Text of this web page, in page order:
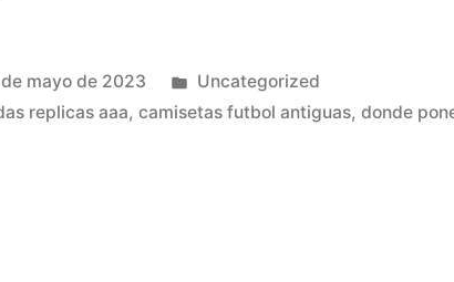
futbol
de
de mayo de 2023
Publicado
en
Uncategorized
replicas aaa,camisetas futbol antiguas,donde